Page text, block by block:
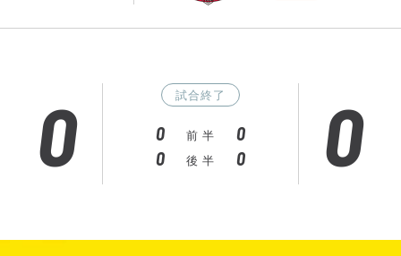
0 試合終了
0 前 半
0
0
後 半 0 0